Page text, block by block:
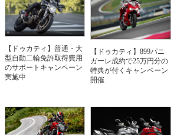
【ドゥカティ】普通・大
型自動二輪免許取得費用
のサポートキャンペーン
実施中
【ドゥカティ】899パニ
ガーレ成約で25万円分の
特典が付くキャンペーン
開催